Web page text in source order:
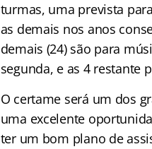
turmas, uma prevista
as demais nos anos
demais (24) são para
segunda, e as 4 restante
O certame será um dos
uma excelente
ter um bom plano de